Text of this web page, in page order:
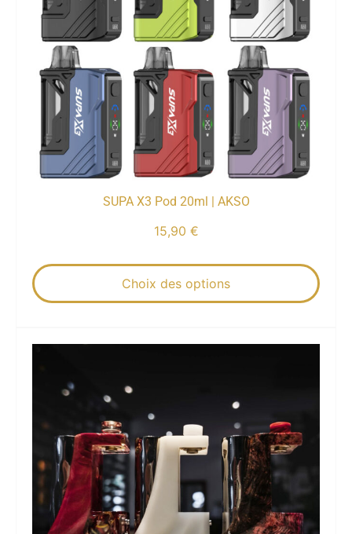
SUPA X3 Pod 20ml | AKSO
15,90 €
Choix des options